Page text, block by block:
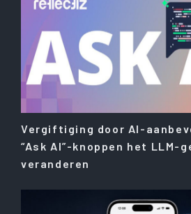
Vergiftiging door AI-
“Ask AI”-knoppen het LLM-
veranderen